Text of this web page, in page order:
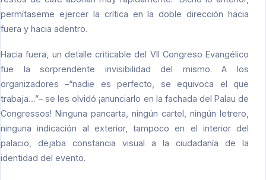
permítaseme ejercer la crítica en la doble dirección hacia
fuera y hacia adentro.
Hacia fuera, un detalle criticable del VII Congreso Evangélico
fue la sorprendente invisibilidad del mismo. A los
organizadores –“nadie es perfecto, se equivoca el que
trabaja…”– se les olvidó ¡anunciarlo en la fachada del Palau de
Congressos! Ninguna pancarta, ningún cartel, ningún letrero,
ninguna indicación al exterior, tampoco en el interior del
palacio, dejaba constancia visual a la ciudadanía de la
identidad del evento.